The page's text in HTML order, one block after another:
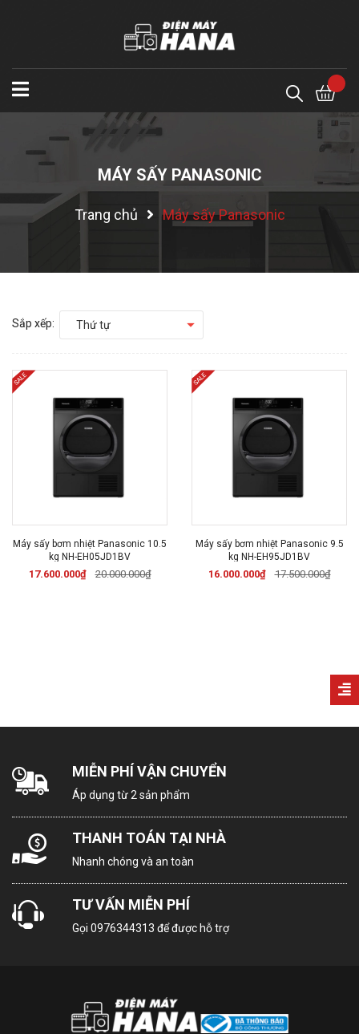
MÁY SẤY PANASONIC
Trang chủ Máy sấy Panasonic
Sắp xếp: Thứ tự
Máy sấy bơm nhiệt Panasonic 10.5
kg NH-EH05JD1BV
17.600.000₫ 20.000.000₫
Máy sấy bơm nhiệt Panasonic 9.5
kg NH-EH95JD1BV
16.000.000₫ 17.500.000₫
MIỄN PHÍ VẬN CHUYỂN
Áp dụng từ 2 sản phẩm
THANH TOÁN TẠI NHÀ
Nhanh chóng và an toàn
TƯ VẤN MIỄN PHÍ
Gọi 0976344313 để được hỗ trợ